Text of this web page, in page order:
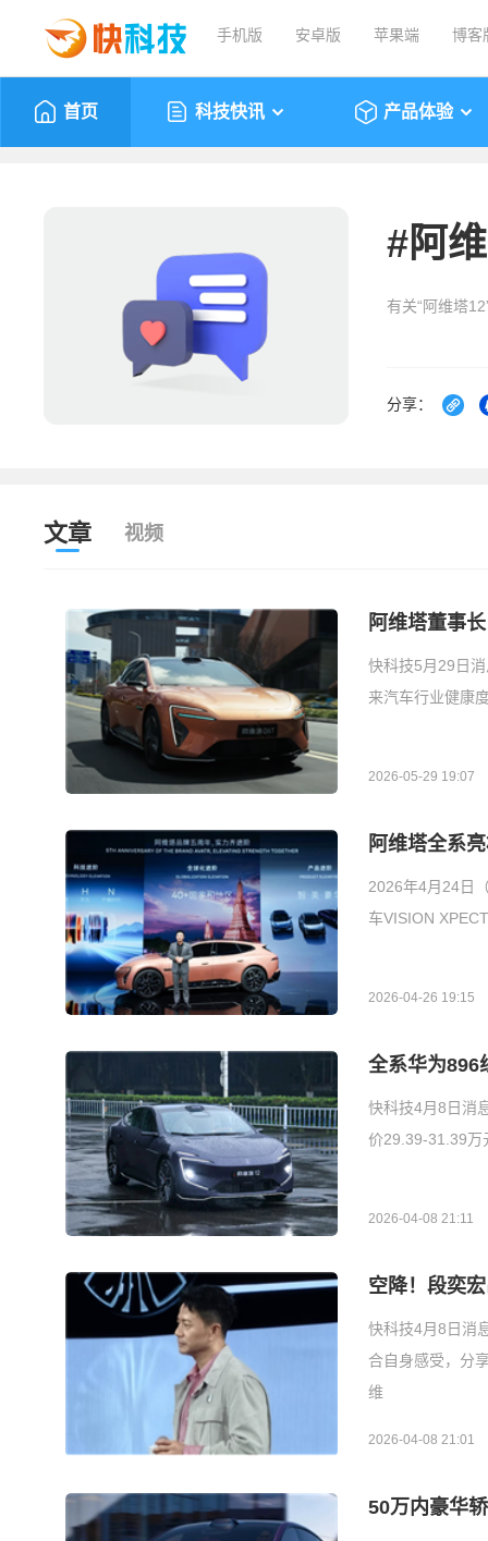
手机版 安卓版 苹果端 博客
首页 科技快讯 产品体验
#阿
有关“阿维塔
分享：
文章 视频
阿维塔董事
快科技5月29日
来汽车行业健康
2026-05-29 19:07
阿维塔全系
2026年4月24日
车VISION
2026-04-26 19:15
全系华为896
快科技4月8日消
价29.39-31.39万
2026-04-08 21:11
空降！段奕
快科技4月8日消
合自身感受，分
维
2026-04-08 21:01
50万内豪华